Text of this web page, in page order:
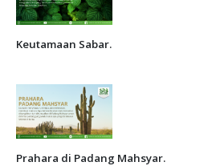
Keutamaan Sabar.
Prahara di Padang Mahsyar.